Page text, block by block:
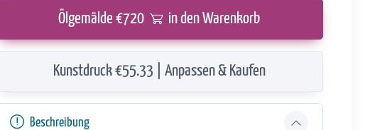
Ölgemälde €720 in den Warenkorb
Kunstdruck €55.33 | Anpassen & Kaufen
Beschreibung